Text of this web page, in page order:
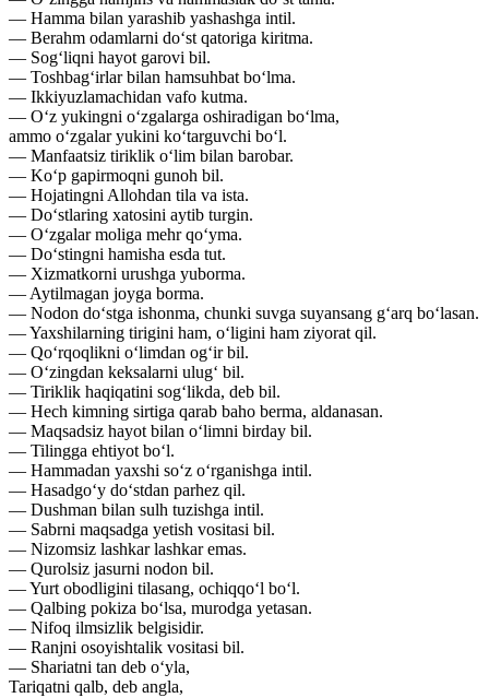
— Hamma bilan yarashib yashashga intil.
— Berahm odamlarni do‘st qatoriga kiritma.
— Sog‘liqni hayot garovi bil.
— Toshbag‘irlar bilan hamsuhbat bo‘lma.
— Ikkiyuzlamachidan vafo kutma.
— O‘z yukingni o‘zgalarga oshiradigan bo‘lma,
ammo o‘zgalar yukini ko‘targuvchi bo‘l.
— Manfaatsiz tiriklik o‘lim bilan barobar.
— Ko‘p gapirmoqni gunoh bil.
— Hojatingni Allohdan tila va ista.
— Do‘stlaring xatosini aytib turgin.
— O‘zgalar moliga mehr qo‘yma.
— Do‘stingni hamisha esda tut.
— Xizmatkorni urushga yuborma.
— Aytilmagan joyga borma.
— Nodon do‘stga ishonma, chunki suvga suyansang g‘arq bo‘lasan.
— Yaxshilarning tirigini ham, o‘ligini ham ziyorat qil.
— Qo‘rqoqlikni o‘limdan og‘ir bil.
— O‘zingdan keksalarni ulug‘ bil.
— Tiriklik haqiqatini sog‘likda, deb bil.
— Hech kimning sirtiga qarab baho berma, aldanasan.
— Maqsadsiz hayot bilan o‘limni birday bil.
— Tilingga ehtiyot bo‘l.
— Hammadan yaxshi so‘z o‘rganishga intil.
— Hasadgo‘y do‘stdan parhez qil.
— Dushman bilan sulh tuzishga intil.
— Sabrni maqsadga yetish vositasi bil.
— Nizomsiz lashkar lashkar emas.
— Qurolsiz jasurni nodon bil.
— Yurt obodligini tilasang, ochiqqo‘l bo‘l.
— Qalbing pokiza bo‘lsa, murodga yetasan.
— Nifoq ilmsizlik belgisidir.
— Ranjni osoyishtalik vositasi bil.
— Shariatni tan deb o‘yla,
Tariqatni qalb, deb angla,